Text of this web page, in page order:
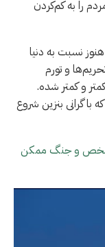
را به کم‌کردن
نسبت به دنیا
و تورم
کمتر و کمتر شده.
اعتراضات سال ۹۸ است که با گرانی بنزین شروع
و جنگ ممکن